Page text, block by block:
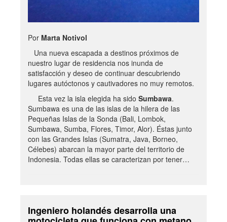
Por Marta Notivol
Una nueva escapada a destinos próximos de
nuestro lugar de residencia nos inunda de
satisfacción y deseo de continuar descubriendo
lugares autóctonos y cautivadores no muy remotos.
Esta vez la isla elegida ha sido Sumbawa.
Sumbawa es una de las islas de la hilera de las
Pequeñas Islas de la Sonda (Bali, Lombok,
Sumbawa, Sumba, Flores, Timor, Alor). Éstas junto
con las Grandes Islas (Sumatra, Java, Borneo,
Célebes) abarcan la mayor parte del territorio de
Indonesia. Todas ellas se caracterizan por tener…
Ingeniero holandés desarrolla una